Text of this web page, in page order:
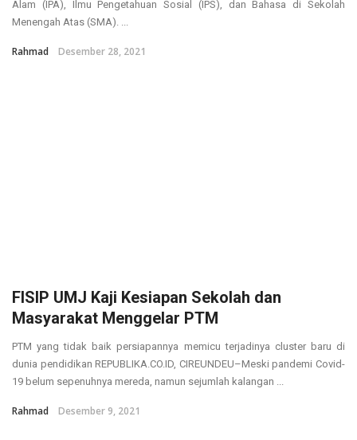
Alam (IPA), Ilmu Pengetahuan Sosial (IPS), dan Bahasa di Sekolah
Menengah Atas (SMA). ...
Rahmad Desember 28, 2021
FISIP UMJ Kaji Kesiapan Sekolah dan
Masyarakat Menggelar PTM
PTM yang tidak baik persiapannya memicu terjadinya cluster baru di
dunia pendidikan REPUBLIKA.CO.ID, CIREUNDEU–Meski pandemi Covid-
19 belum sepenuhnya mereda, namun sejumlah kalangan ...
Rahmad Desember 9, 2021